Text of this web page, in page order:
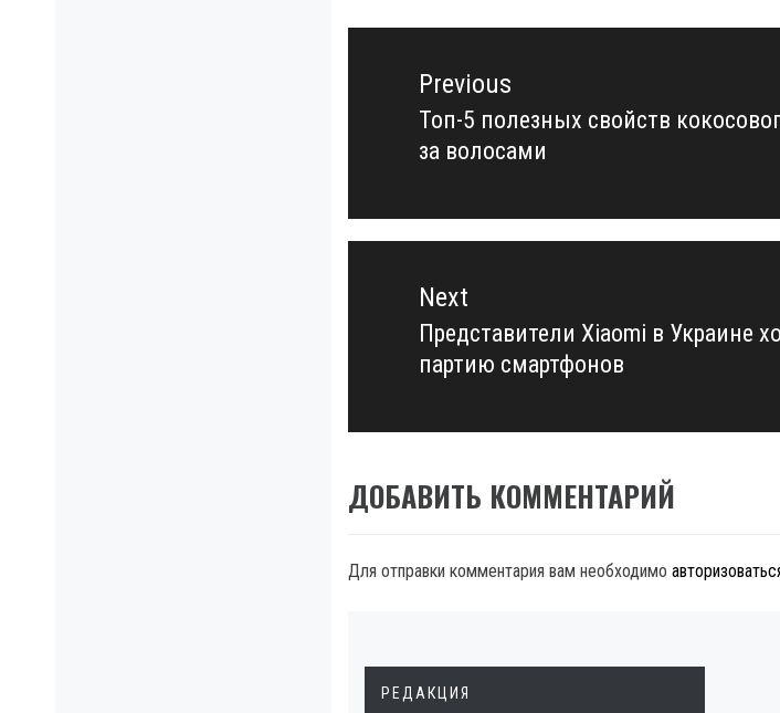
Навигация
записямPrevious
Previous
post:
Топ-5 полезных свойств
за волосами
Next
Next
post:
Представители Xiaomi в Украине
партию смартфонов
ДОБАВИТЬ КОММЕНТАРИЙ
Для отправки комментария вам необходимо
РЕДАКЦИЯ